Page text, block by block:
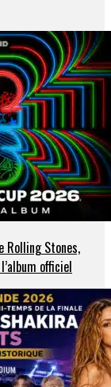
Rolling Stones,
officiel